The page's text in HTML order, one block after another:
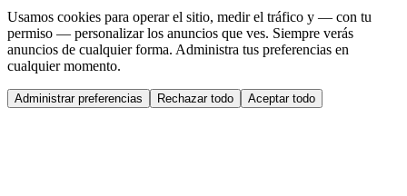
Usamos cookies para operar el sitio, medir el tráfico y — con tu
permiso — personalizar los anuncios que ves. Siempre verás
anuncios de cualquier forma. Administra tus preferencias en
cualquier momento.
Administrar preferencias Rechazar todo Aceptar todo